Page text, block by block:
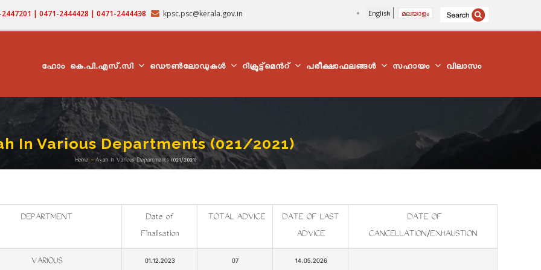
| 0471-2444428 | 0471-2444438 kpsc.psc@kerala.gov.in English മലയാളം
NAVIGATION
ഹോം കെ.പി.എസ്.സി ഡൌൺലോഡുകൾ റിക്രൂട്ട്മെന്‍റ് പരീക്ഷാഫലങ്ങൾ സഹായം വിലാസം
In Various Departments (021/2021)
Breadcrumb
Home - Ayah In Various Departments (021/2021)
DEPARTMENT
Date of
Finalisation
TOTAL ADVICE
DATE OF LAST
ADVICE
DATE OF
CANCELLATION/EXHAUSTION
VARIOUS 01.12.2023 07 14.05.2026